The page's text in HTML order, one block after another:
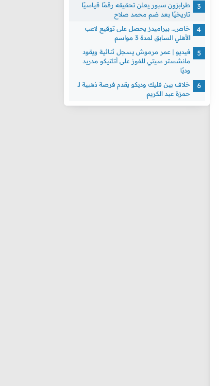
طرابزون سبور يعلن تحقيقه رقمًا قياسيًا
تاريخيًا بعد ضم محمد صلاح
خاص.. بيراميدز يحصل على توقيع لاعب
الأهلي السابق لمدة 3 مواسم
فيديو | عمر مرموش يسجل ثنائية ويقود
مانشستر سيتي للفوز على أتلتيكو مدريد
وديًا
خلاف بين فليك وديكو يقدم فرصة ذهبية لـ
حمزة عبد الكريم